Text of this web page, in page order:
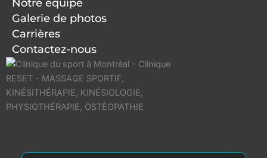
Notre équipe
Galerie de photos
Carrières
Contactez-nous